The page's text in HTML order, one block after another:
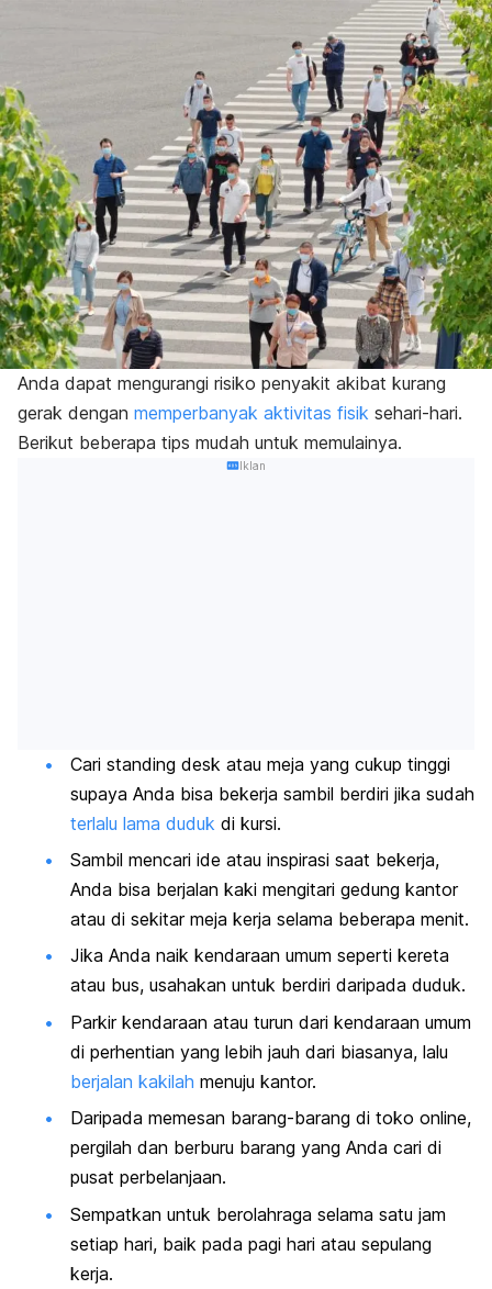
Anda dapat mengurangi risiko penyakit akibat kurang
gerak dengan memperbanyak aktivitas fisik sehari-hari.
Berikut beberapa tips mudah untuk memulainya.
Iklan
Cari standing desk atau meja yang cukup tinggi
supaya Anda bisa bekerja sambil berdiri jika sudah
terlalu lama duduk di kursi.
Sambil mencari ide atau inspirasi saat bekerja,
Anda bisa berjalan kaki mengitari gedung kantor
atau di sekitar meja kerja selama beberapa menit.
Jika Anda naik kendaraan umum seperti kereta
atau bus, usahakan untuk berdiri daripada duduk.
Parkir kendaraan atau turun dari kendaraan umum
di perhentian yang lebih jauh dari biasanya, lalu
berjalan kakilah menuju kantor.
Daripada memesan barang-barang di toko online,
pergilah dan berburu barang yang Anda cari di
pusat perbelanjaan.
Sempatkan untuk berolahraga selama satu jam
setiap hari, baik pada pagi hari atau sepulang
kerja.